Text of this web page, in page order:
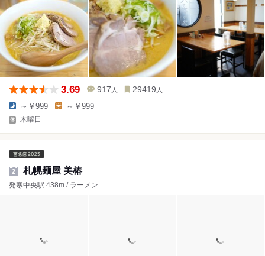
3.69 917 人 29419 人
～￥999 ～￥999
木曜日
2 札幌麺屋 美椿
発寒中央駅 438m / ラーメン